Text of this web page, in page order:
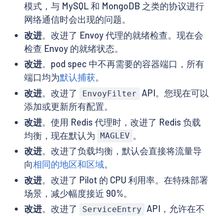
模式，与 MySQL 和 MongoDB 之类的协议进行
网络通信时会出现的问题。
改进。改进了 Envoy 代理的就绪检查。现在会
检查 Envoy 的就绪状态。
改进。pod spec 中不再需要的容器端口，所有
端口均为默认捕获。
改进。改进了 EnvoyFilter
API。您现在可以
添加或更新所有配置。
改进。使用 Redis 代理时，改进了 Redis 负载
均衡，现在默认为
MAGLEV 。
改进。改进了负载均衡，默认会直接将流量导
向相同的地区和区域。
改进。改进了 Pilot 的 CPU 利用率。在特殊部署
场景，减少幅度接近 90%。
改进。改进了 ServiceEntry
API，允许在不